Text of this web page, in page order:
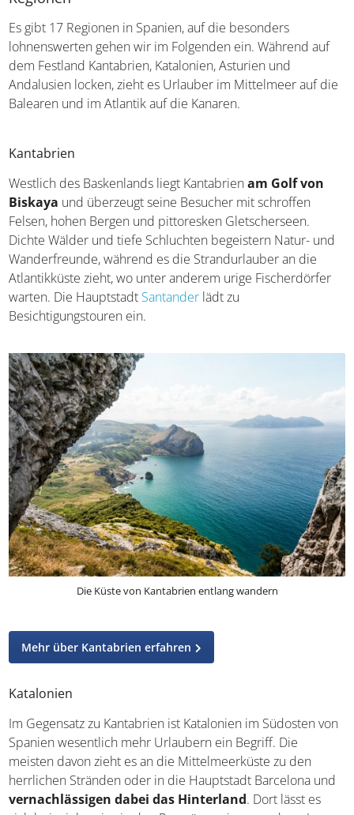
Es gibt 17 Regionen in Spanien, auf die besonders
lohnenswerten gehen wir im Folgenden ein. Während auf
dem Festland Kantabrien, Katalonien, Asturien und
Andalusien locken, zieht es Urlauber im Mittelmeer auf
die Balearen und im Atlantik auf die Kanaren.
Kantabrien
Westlich des Baskenlands liegt Kantabrien
am Golf von
Biskaya
und überzeugt seine Besucher mit schroffen
Felsen, hohen Bergen und pittoresken Gletscherseen.
Dichte Wälder und tiefe Schluchten begeistern Natur-
und Wanderfreunde, während es die Strandurlauber an
die Atlantikküste zieht, wo unter anderem urige
Fischerdörfer warten. Die HauptstadtSantander
Besichtigungstouren ein.
Die Küste von Kantabrien entlang wandern
Mehr über Kantabrien erfahren
von Spanien wesentlich mehr Urlaubern ein Begriff. Die
meisten davon zieht es an die Mittelmeerküste zu den
herrlichen Stränden oder in die Hauptstadt Barcelona
undvernachlässigen dabei das Hinterland. Dort lässt
es sich beispielsweise in den Pyrenäen prima wandern. In